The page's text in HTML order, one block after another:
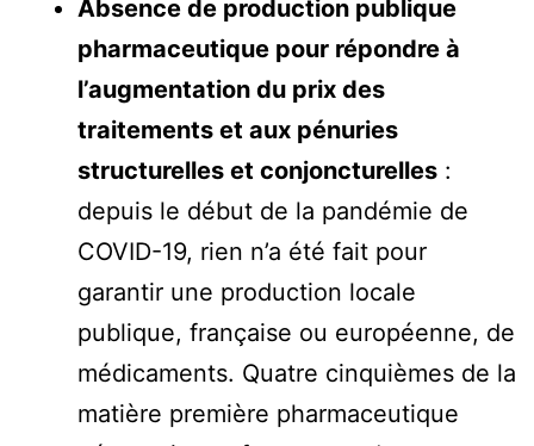
Absence de production publique
pharmaceutique pour répondre à
l’augmentation du prix des
traitements et aux pénuries
structurelles et conjoncturelles :
depuis le début de la pandémie de
COVID-19, rien n’a été fait pour
garantir une production locale
publique, française ou européenne, de
médicaments. Quatre cinquièmes de la
matière première pharmaceutique